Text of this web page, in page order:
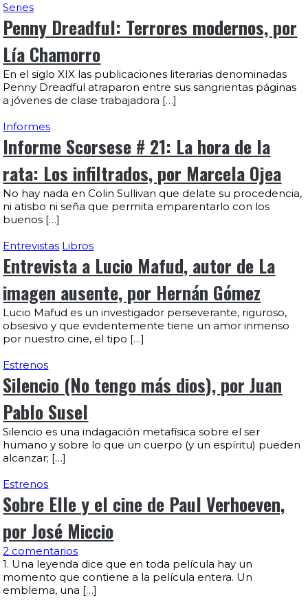
Series
Penny Dreadful: Terrores modernos, por
Lía Chamorro
En el siglo XIX las publicaciones literarias denominadas
Penny Dreadful atraparon entre sus sangrientas páginas
a jóvenes de clase trabajadora […]
Informes
Informe Scorsese # 21: La hora de la
rata: Los infiltrados, por Marcela Ojea
No hay nada en Colin Sullivan que delate su procedencia,
ni atisbo ni seña que permita emparentarlo con los
buenos […]
Entrevistas Libros
Entrevista a Lucio Mafud, autor de La
imagen ausente, por Hernán Gómez
Lucio Mafud es un investigador perseverante, riguroso,
obsesivo y que evidentemente tiene un amor inmenso
por nuestro cine, el tipo […]
Estrenos
Silencio (No tengo más dios), por Juan
Pablo Susel
Silencio es una indagación metafísica sobre el ser
humano y sobre lo que un cuerpo (y un espíritu) pueden
alcanzar; […]
Estrenos
Sobre Elle y el cine de Paul Verhoeven,
por José Miccio
2 comentarios
1. Una leyenda dice que en toda película hay un
momento que contiene a la película entera. Un
emblema, una […]